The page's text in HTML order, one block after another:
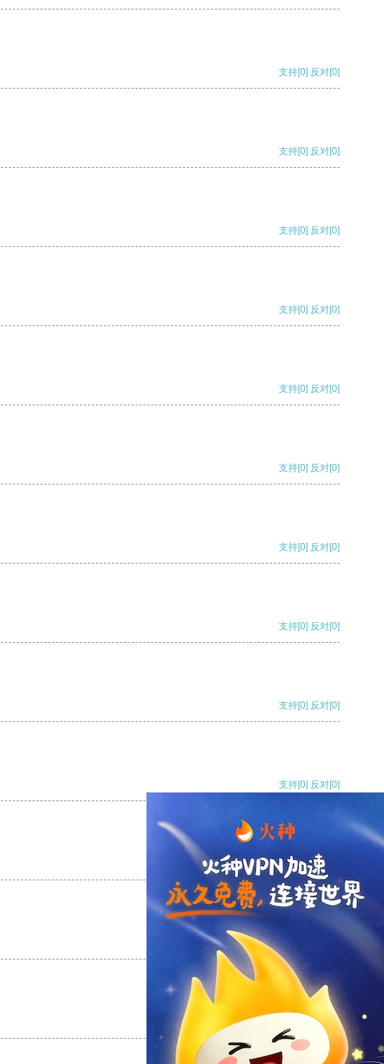
支持[0] 反对[0]
支持[0] 反对[0]
支持[0] 反对[0]
支持[0] 反对[0]
支持[0] 反对[0]
支持[0] 反对[0]
支持[0] 反对[0]
支持[0] 反对[0]
支持[0] 反对[0]
支持[0] 反对[0]
支持[0] 反对
支持
反对 [0]